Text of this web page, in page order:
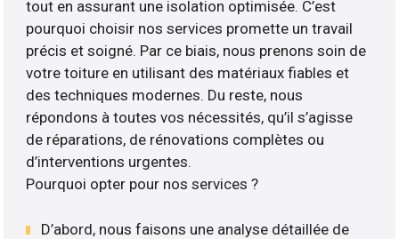
tout en assurant une isolation optimisée. C’est
pourquoi choisir nos services promette un travail
précis et soigné. Par ce biais, nous prenons soin de
votre toiture en utilisant des matériaux fiables et
des techniques modernes. Du reste, nous
répondons à toutes vos nécessités, qu’il s’agisse
de réparations, de rénovations complètes ou
d’interventions urgentes.
Pourquoi opter pour nos services ?
D’abord, nous faisons une analyse détaillée de